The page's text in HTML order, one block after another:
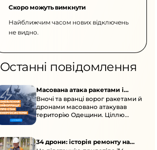
Скоро можуть вимкнути
Найближчим часом нових відключень
не видно.
Останні повідомлення
Масована атака ракетами і
дронами по Одещині
Вночі та вранці ворог ракетами й
дронами масовано атакував
територію Одещини. Ціллю
стали об’єкти цивільної
34 дрони: історія ремонту на